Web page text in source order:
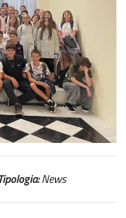
Tipologia:News